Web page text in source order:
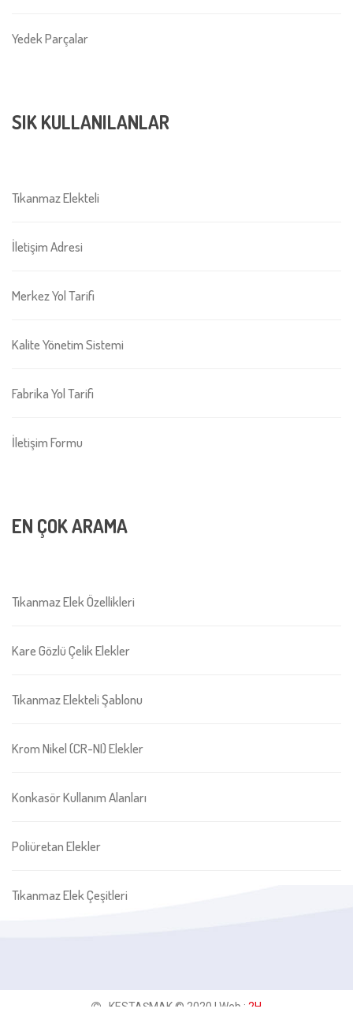
Yedek Parçalar
SIK KULLANILANLAR
Tıkanmaz Elekteli
İletişim Adresi
Merkez Yol Tarifi
Kalite Yönetim Sistemi
Fabrika Yol Tarifi
İletişim Formu
EN ÇOK ARAMA
Tıkanmaz Elek Özellikleri
Kare Gözlü Çelik Elekler
Tıkanmaz Elekteli Şablonu
Krom Nikel (CR-NI) Elekler
Konkasör Kullanım Alanları
Poliüretan Elekler
Tıkanmaz Elek Çeşitleri
KESTAŞMAK © 2020 | Web : 2H